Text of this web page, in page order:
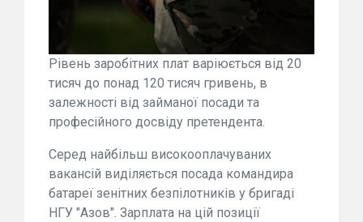
Рівень заробітних плат варіюється від 20
тисяч до понад 120 тисяч гривень, в
залежності від займаної посади та
професійного досвіду претендента.
Серед найбільш високооплачуваних
вакансій виділяється посада командира
батареї зенітних безпілотників у бригаді
НГУ "Азов". Зарплата на цій позиції